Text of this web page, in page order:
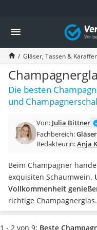
Die beliebtesten Vergleiche
Haushalt
Wassersprudler
Zentralstaubsauger
Brotbackautomat
Wischroboter
Wäschespinne
Industriestaubsauger
Akku-Staubsauger
Eierkocher
Saug-Wisch-Roboter
Handstaubsauger
Milchaufschäumer
Kondenstrockner
Reiskocher
Heißwasserspender
Vergleich
Gläser, Tassen &
Die besten
und
Von: Julia Bittner
Fachbereich:
Redakteurin:Anja
Beim Champagner
exquisiten Schaumwein.
Vollkommenheit
richtige
anderem beim Material.
Glas ihren Dienst tun,
1 - 2 von 9: Beste